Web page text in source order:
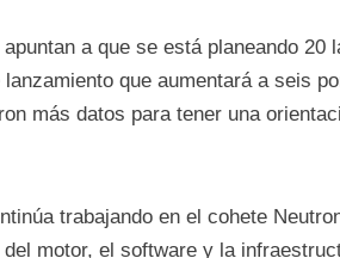
a que se está planeando 20
que aumentará a seis
más datos para tener una
trabajando en el cohete
motor, el software y la